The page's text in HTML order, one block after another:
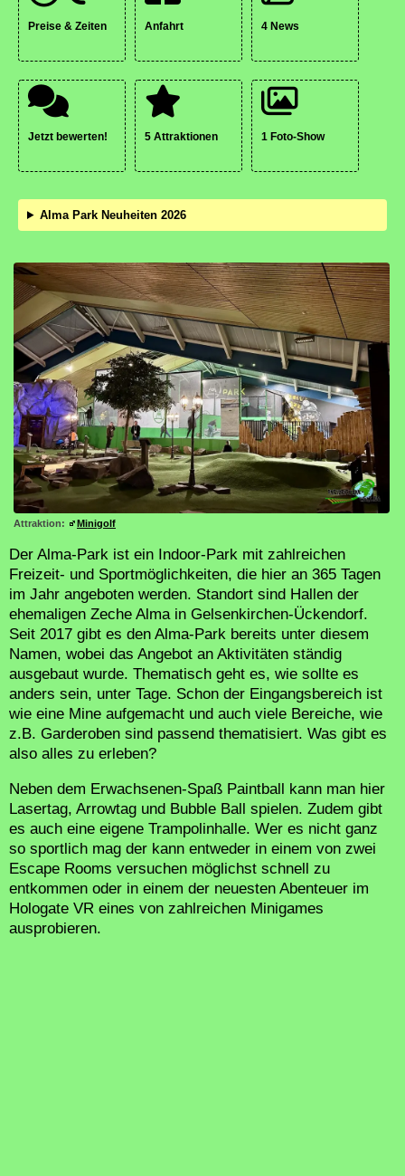
Preise & Zeiten Anfahrt 4 News
Jetzt bewerten! 5 Attraktionen 1 Foto-Show
Alma Park Neuheiten 2026
Attraktion: Minigolf
Der Alma-Park ist ein Indoor-Park mit zahlreichen
Freizeit- und Sportmöglichkeiten, die hier an 365 Tagen
im Jahr angeboten werden. Standort sind Hallen der
ehemaligen Zeche Alma in Gelsenkirchen-Ückendorf.
Seit 2017 gibt es den Alma-Park bereits unter diesem
Namen, wobei das Angebot an Aktivitäten ständig
ausgebaut wurde. Thematisch geht es, wie sollte es
anders sein, unter Tage. Schon der Eingangsbereich ist
wie eine Mine aufgemacht und auch viele Bereiche, wie
z.B. Garderoben sind passend thematisiert. Was gibt es
also alles zu erleben?
Neben dem Erwachsenen-Spaß Paintball kann man hier
Lasertag, Arrowtag und Bubble Ball spielen. Zudem gibt
es auch eine eigene Trampolinhalle. Wer es nicht ganz
so sportlich mag der kann entweder in einem von zwei
Escape Rooms versuchen möglichst schnell zu
entkommen oder in einem der neuesten Abenteuer im
Hologate VR eines von zahlreichen Minigames
ausprobieren.